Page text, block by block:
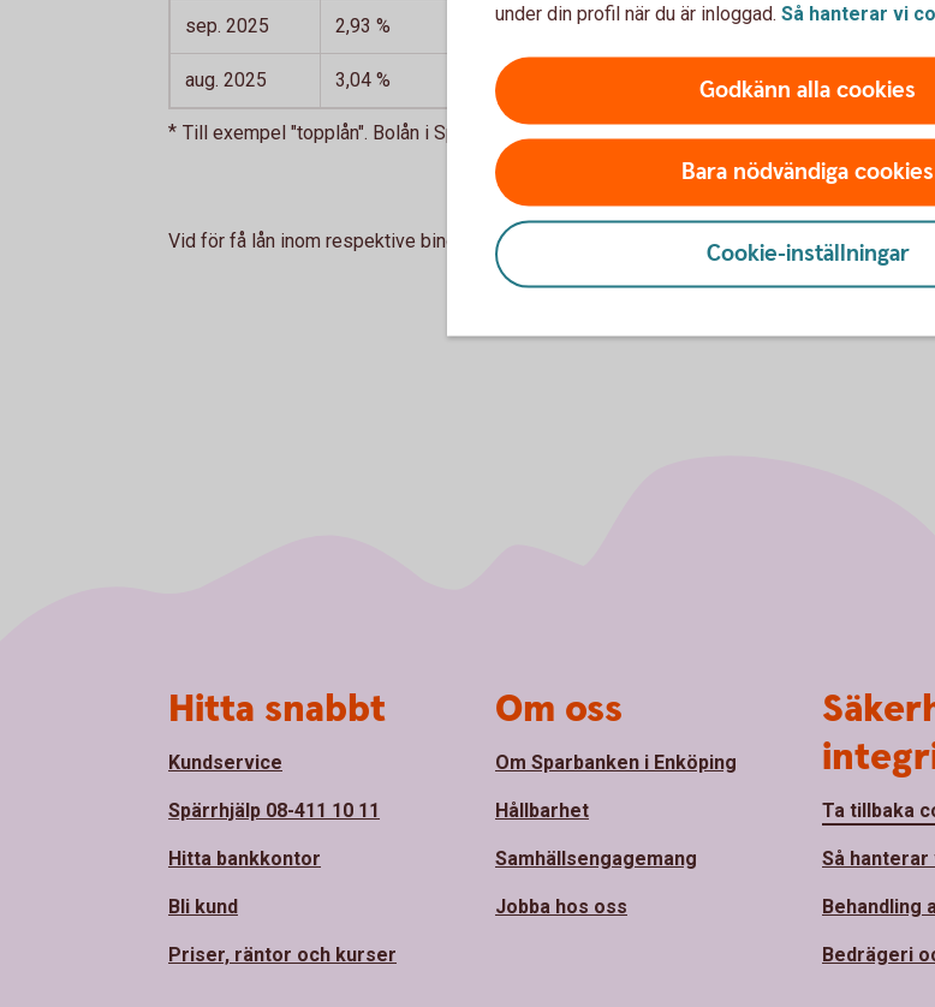
sep. 2025 2,93 % 3,08 % 3,19 % 3,28 % 3,30 % 3,48 %
aug. 2025 3,04 % 3,12 % 3,25 % 3,54 %
Till exempel "topplån". Bolån i Sparbanken i Enköping, inte i Swedbank Hypotek.
Visa fler
Vid för få lån inom respektive bindningstid redovisas ingen genomsnittsränta.
under din profil när du är inloggad. Så hanterar vi
Godkänn alla cookies
Bara nödvändiga cookies
Cookie-inställningar
Hitta snabbt
Kundservice
Spärrhjälp 08-411 10 11
Hitta bankkontor
Bli kund
Priser, räntor och kurser
Om oss
Om Sparbanken i Enköping
Hållbarhet
Samhällsengagemang
Jobba hos oss
Ta tillbaka
Så
Behandling
Bedrägeri